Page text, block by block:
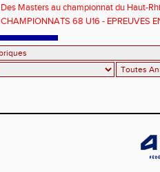
Des Masters au championnat du Haut-
CHAMPIONNATS 68 U16 - EPREUVES